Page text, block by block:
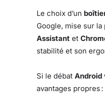
Le choix d’un
Google, mise sur
Assistant et
stabilité et son
Si le débat Android
avantages propres :